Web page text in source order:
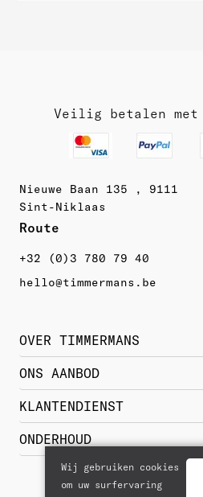
Veilig betalen met
Nieuwe Baan 135 , 9111
Sint-Niklaas
Route
+32 (0)3 780 79 40
hello@timmermans.be
OVER TIMMERMANS
Wie zijn we?
Historiek
Merken
Samenwerking
ONS AANBOD
Damesschoenen
Lederwaren
Reizen & Vrije tijd
KLANTENDIENST
Bestellen  &
Levering & Verzending
Betalen
ONDERHOUD
Nieuwe schoenen
Wij gebruiken cookies
om uw surfervaring